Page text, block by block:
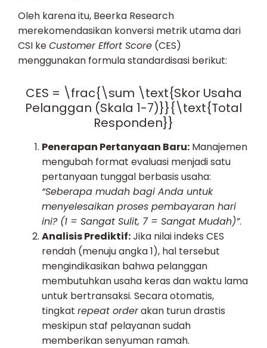
Oleh karena itu, Beerka Research
merekomendasikan konversi metrik utama dari
CSI keCustomer Effort Score (CES)
menggunakan formula standardisasi berikut:
CES = \frac{\sum \text{Skor Usaha
Pelanggan (Skala 1-7)}}{\text{Total
Responden}}
Penerapan Pertanyaan Baru: Manajemen
mengubah format evaluasi menjadi satu
pertanyaan tunggal berbasis usaha:
“Seberapa mudah bagi Anda untuk
menyelesaikan proses pembayaran hari
ini? (1 = Sangat Sulit, 7 = Sangat Mudah)”.
Analisis Prediktif:Jika nilai indeks CES
rendah (menuju angka 1), hal tersebut
mengindikasikan bahwa pelanggan
membutuhkan usaha keras dan waktu lama
untuk bertransaksi. Secara otomatis,
tingkat repeat orderakan turun drastis
meskipun staf pelayanan sudah
memberikan senyuman ramah.